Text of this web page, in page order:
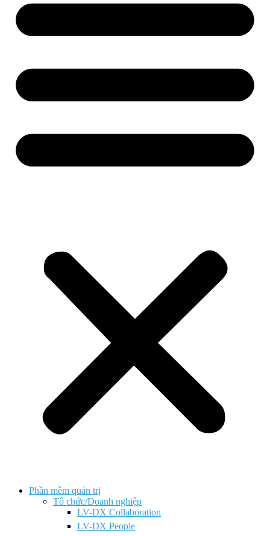
Phần mềm quản trị
Tổ chức/Doanh nghiệp
LV-DX Collaboration
LV-DX People